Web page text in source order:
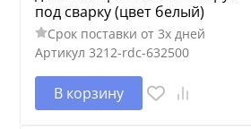
под сварку (цвет белый)
Срок поставки от 3х дней
Артикул 3212-rdc-632500
В корзину